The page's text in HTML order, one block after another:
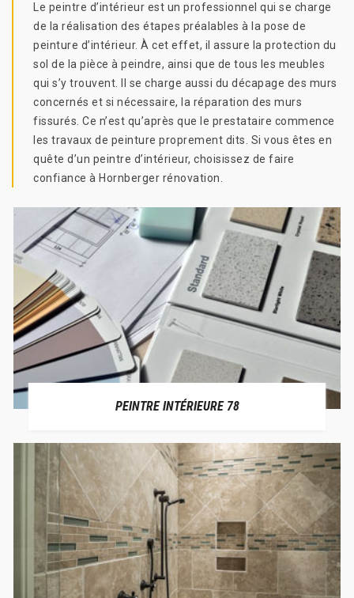
Le peintre d’intérieur est un professionnel qui se charge
de la réalisation des étapes préalables à la pose de
peinture d’intérieur. À cet effet, il assure la protection du
sol de la pièce à peindre, ainsi que de tous les meubles
qui s’y trouvent. Il se charge aussi du décapage des murs
concernés et si nécessaire, la réparation des murs
fissurés. Ce n’est qu’après que le prestataire commence
les travaux de peinture proprement dits. Si vous êtes en
quête d’un peintre d’intérieur, choisissez de faire
confiance à Hornberger rénovation.
PEINTRE INTÉRIEURE 78